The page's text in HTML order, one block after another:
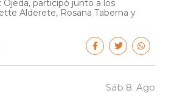
Ojeda, participó junto a los
Alderete, Rosana Taberna y
Sáb 8. Ago